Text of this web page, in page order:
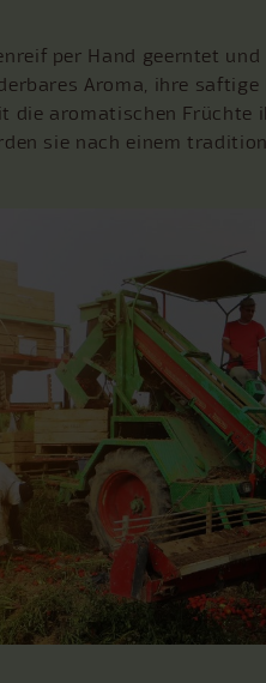
per Hand geerntet
Aroma, ihre
die aromatischen Früchte
sie nach einem